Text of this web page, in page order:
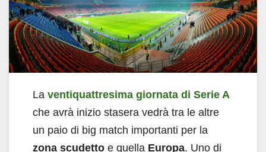
La ventiquattresima giornata di Serie A
che avrà inizio stasera vedrà tra le altre
un paio di big match importanti per la
zona scudetto e quella Europa. Uno di